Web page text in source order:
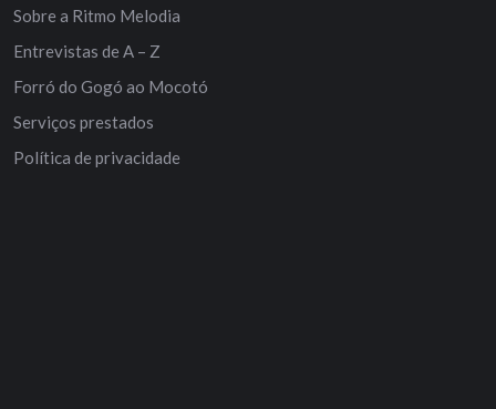
Sobre a Ritmo Melodia
Entrevistas de A – Z
Forró do Gogó ao Mocotó
Serviços prestados
Política de privacidade